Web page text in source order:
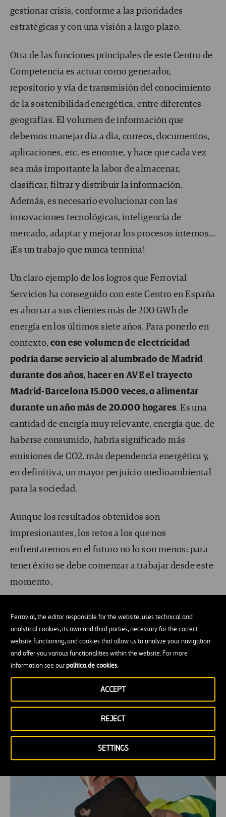
Ferrovial, the editor responsible for the website, uses technical and
analytical cookies, its own and third parties, necessary for the correct
website functioning, and cookies that allow us to analyze your navigation
and offer you various functionalities within the website. For more
information see ourpolítica de cookies.
SETTINGS
REJECT
ACCEPT
gestionar crisis, conforme a las prioridades
estratégicas y con una visión a largo plazo.
Otra de las funciones principales de este Centro de
Competencia es actuar como generador,
repositorio y vía de transmisión del conocimiento
de la sostenibilidad energética, entre diferentes
geografías. El volumen de información que
debemos manejar día a día, correos, documentos,
aplicaciones, etc. es enorme, y hace que cada vez
sea más importante la labor de almacenar,
clasificar, filtrar y distribuir la información.
Además, es necesario evolucionar con las
innovaciones tecnológicas, inteligencia de
mercado, adaptar y mejorar los procesos internos…
¡Es un trabajo que nunca termina!
Un claro ejemplo de los logros que Ferrovial
Servicios ha conseguido con este Centro en España
es ahorrar a sus clientes más de 200 GWh de
energía en los últimos siete años. Para ponerlo en
contexto,con ese volumen de electricidad
podría darse servicio al alumbrado de Madrid
durante dos años, hacer en AVE el trayecto
Madrid-Barcelona 15.000 veces, o alimentar
durante un año más de 20.000 hogares. Es una
cantidad de energía muy relevante, energía que, de
haberse consumido, habría significado más
emisiones de CO2, más dependencia energética y,
en definitiva, un mayor perjuicio medioambiental
para la sociedad.
Aunque los resultados obtenidos son
impresionantes, los retos a los que nos
enfrentaremos en el futuro no lo son menos: para
tener éxito se debe comenzar a trabajar desde este
momento.